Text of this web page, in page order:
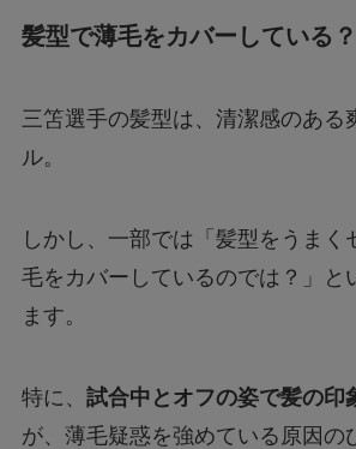
髪型で薄毛をカバーしている？
三笘選手の髪型は、清潔感のある
ル。
しかし、一部では「髪型をうまく
毛をカバーしているのでは？」と
ます。
特に、 試合中とオフの姿で髪の印
が、薄毛疑惑を強めている原因の